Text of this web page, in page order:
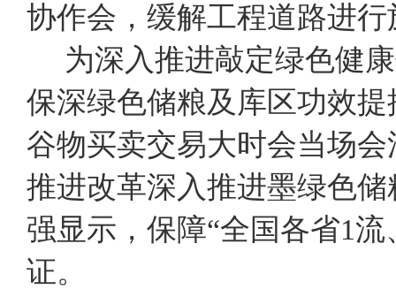
协作会，缓解工程道路进
为深入推进敲定绿色健
保深绿色储粮及库区功效
谷物买卖交易大时会当场
推进改革深入推进墨绿色
强显示，保障“全国各省1
证。